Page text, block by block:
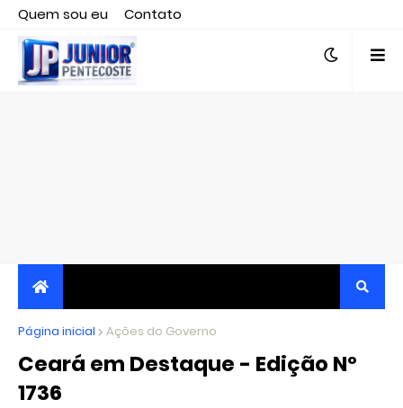
Quem sou eu
Contato
Editor responsável, jornalista Clovis Almeida.
JORNALISMO INDEPENDENTE, TRANSPARENTE E
CRÍTICO
Página inicial Ações do Governo
Ceará em Destaque - Edição Nº
1736